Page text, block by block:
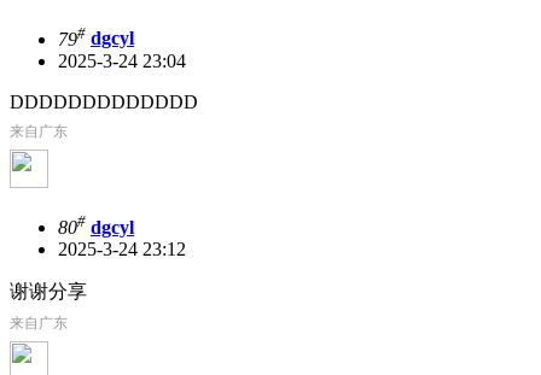
79# dgcyl
2025-3-24 23:04
DDDDDDDDDDDDD
来自广东
80# dgcyl
2025-3-24 23:12
谢谢分享
来自广东